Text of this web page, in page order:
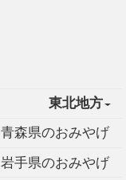
東北地方
青森県のおみやげ
岩手県のおみやげ